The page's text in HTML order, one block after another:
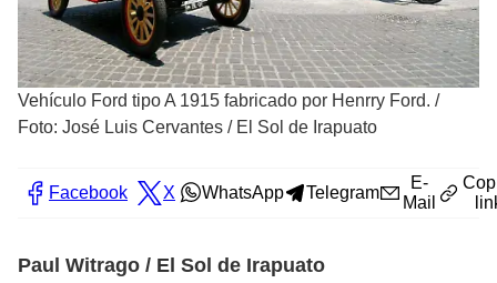
Vehículo Ford tipo A 1915 fabricado por Henrry Ford. /
Foto: José Luis Cervantes / El Sol de Irapuato
Facebook X WhatsApp Telegram
E-
Mail
Paul Witrago / El Sol de Irapuato